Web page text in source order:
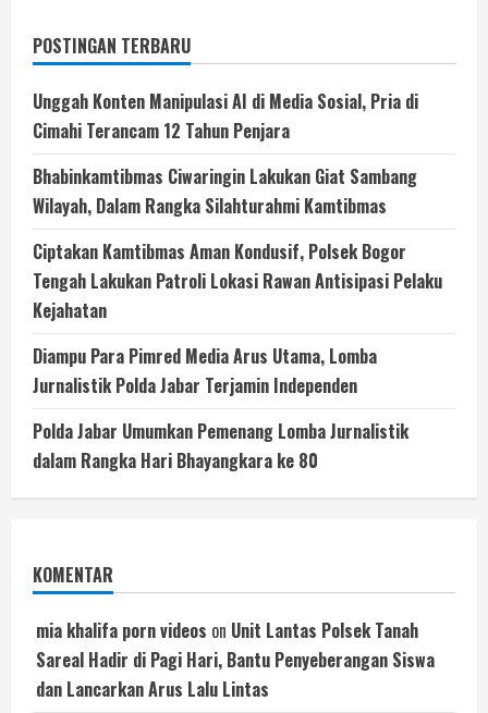
POSTINGAN TERBARU
Unggah Konten Manipulasi AI di Media Sosial, Pria di
Cimahi Terancam 12 Tahun Penjara
Bhabinkamtibmas Ciwaringin Lakukan Giat Sambang
Wilayah, Dalam Rangka Silahturahmi Kamtibmas
Ciptakan Kamtibmas Aman Kondusif, Polsek Bogor
Tengah Lakukan Patroli Lokasi Rawan Antisipasi Pelaku
Kejahatan
Diampu Para Pimred Media Arus Utama, Lomba
Jurnalistik Polda Jabar Terjamin Independen
Polda Jabar Umumkan Pemenang Lomba Jurnalistik
dalam Rangka Hari Bhayangkara ke 80
KOMENTAR
mia khalifa porn videos on Unit Lantas Polsek Tanah
Sareal Hadir di Pagi Hari, Bantu Penyeberangan Siswa
dan Lancarkan Arus Lalu Lintas